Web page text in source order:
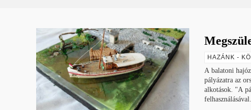
HAZÁNK -
A balatoni
pályázatra az
alkotások. "A pályázó osztályok bámulatos kreativitással, változatos anyagok
felhasználásával...